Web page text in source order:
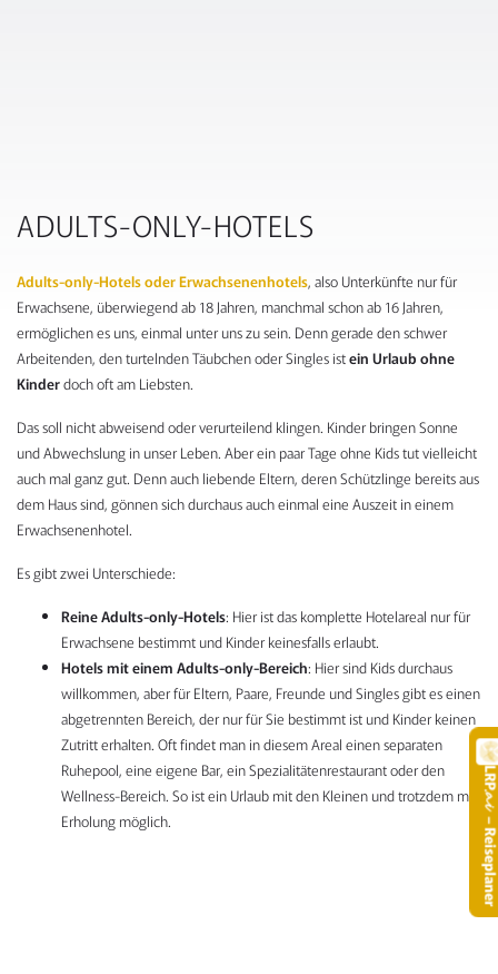
–
ADULTS-ONLY-HOTELS
Adults-only-Hotels oder Erwachsenenhotels, also Unterkünfte nur für
Erwachsene, überwiegend ab 18 Jahren, manchmal schon ab 16 Jahren,
ermöglichen es uns, einmal unter uns zu sein. Denn gerade den schwer
Arbeitenden, den turtelnden Täubchen oder Singles istein Urlaub ohne
Kinderdoch oft am Liebsten.
Das soll nicht abweisend oder verurteilend klingen. Kinder bringen Sonne
und Abwechslung in unser Leben. Aber ein paar Tage ohne Kids tut vielleicht
auch mal ganz gut. Denn auch liebende Eltern, deren Schützlinge bereits aus
dem Haus sind, gönnen sich durchaus auch einmal eine Auszeit in einem
Erwachsenenhotel.
Es gibt zwei Unterschiede:
Reine Adults-only-Hotels: Hier ist das komplette Hotelareal nur für
Erwachsene bestimmt und Kinder keinesfalls erlaubt.
Hotels mit einem Adults-only-Bereich: Hier sind Kids durchaus
willkommen, aber für Eltern, Paare, Freunde und Singles gibt es einen
abgetrennten Bereich, der nur für Sie bestimmt ist und Kinder keinen
Zutritt erhalten. Oft findet man in diesem Areal einen separaten
Ruhepool, eine eigene Bar, ein Spezialitätenrestaurant oder den
Wellness-Bereich. So ist ein Urlaub mit den Kleinen und trotzdem mit
Erholung möglich.